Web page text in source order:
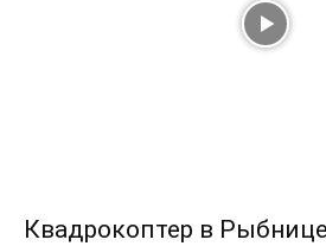
Квадрокоптер в Рыбнице